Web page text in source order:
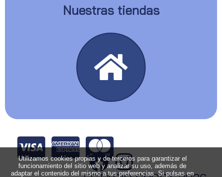
Nuestras tiendas
Utilizamos cookies propias y de terceros para garantizar el
funcionamiento del sitio web y analizar su uso, además de
adaptar el contenido del mismo a tus preferencias. Si pulsas en